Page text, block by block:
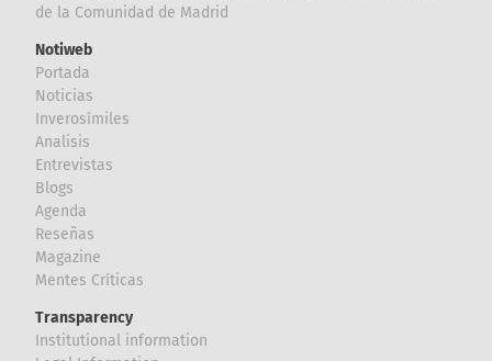
de la Comunidad de Madrid
Notiweb
Portada
Noticias
Inverosímiles
Analisis
Entrevistas
Blogs
Agenda
Reseñas
Magazine
Mentes Críticas
Transparency
Institutional information